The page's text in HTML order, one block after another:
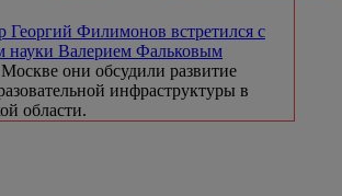
Георгий Филимонов встретился с
науки Валерием Фальковым
они обсудили развитие
инфраструктуры в
области.